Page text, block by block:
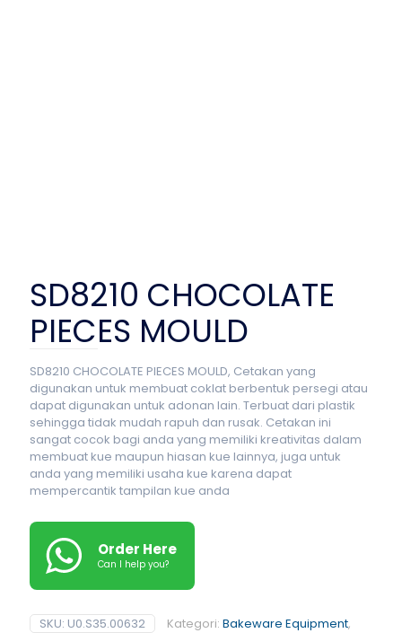
SD8210 CHOCOLATE
PIECES MOULD
SD8210 CHOCOLATE PIECES MOULD, Cetakan yang
digunakan untuk membuat coklat berbentuk persegi atau
dapat digunakan untuk adonan lain. Terbuat dari plastik
sehingga tidak mudah rapuh dan rusak. Cetakan ini
sangat cocok bagi anda yang memiliki kreativitas dalam
membuat kue maupun hiasan kue lainnya, juga untuk
anda yang memiliki usaha kue karena dapat
mempercantik tampilan kue anda
Order Here
Can I help you?
SKU: U0.S35.00632 Kategori: Bakeware Equipment,